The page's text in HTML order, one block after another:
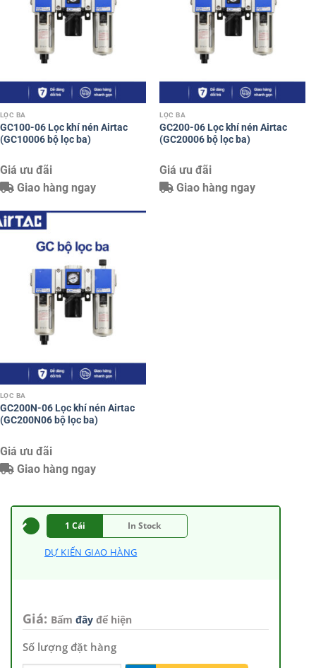
LỌC BA
GC100-06 Lọc khí nén Airtac
(GC10006 bộ lọc ba)
Giá ưu đãi
Giao hàng ngay
LỌC BA
GC200-06 Lọc khí nén Airtac
(GC20006 bộ lọc ba)
Giá ưu đãi
Giao hàng ngay
LỌC BA
GC200N-06 Lọc khí nén Airtac
(GC200N06 bộ lọc ba)
Giá ưu đãi
Giao hàng ngay
1 Cái In Stock
DỰ KIẾN GIAO HÀNG
Giá: Bấm đây để hiện
Số lượng đặt hàng